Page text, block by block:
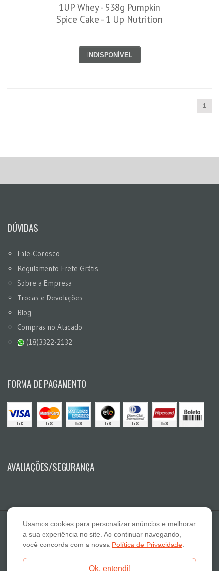
1UP Whey - 938g Pumpkin
Spice Cake - 1 Up Nutrition
INDISPONÍVEL
1
DÚVIDAS
Fale-Conosco
Regulamento Frete Grátis
Sobre a Empresa
Trocas e Devoluções
Blog
Compras no Atacado
(18)3322-2132
FORMA DE PAGAMENTO
AVALIAÇÕES/SEGURANÇA
E A Lazaro Suplementos Alimentares ME - CNPJ: 19.789.048/0001-59
Usamos cookies para personalizar anúncios e melhorar
a sua experiência no site. Ao continuar navegando,
você concorda com a nossa Política de Privacidade
Ok, entendi!